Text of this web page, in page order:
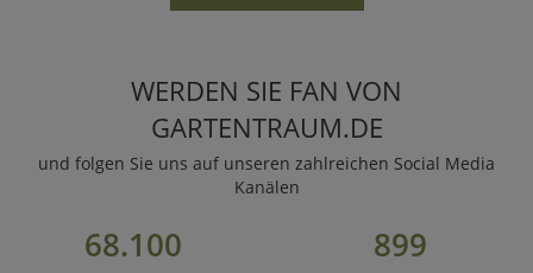
WERDEN SIE FAN VON
GARTENTRAUM.DE
und folgen Sie uns auf unseren zahlreichen Social Media
Kanälen
68.100 899